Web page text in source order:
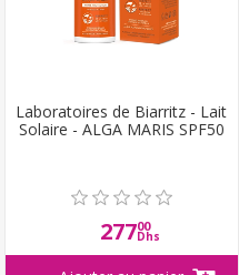
Laboratoires de Biarritz - Lait
Solaire - ALGA MARIS SPF50
27700
Dhs